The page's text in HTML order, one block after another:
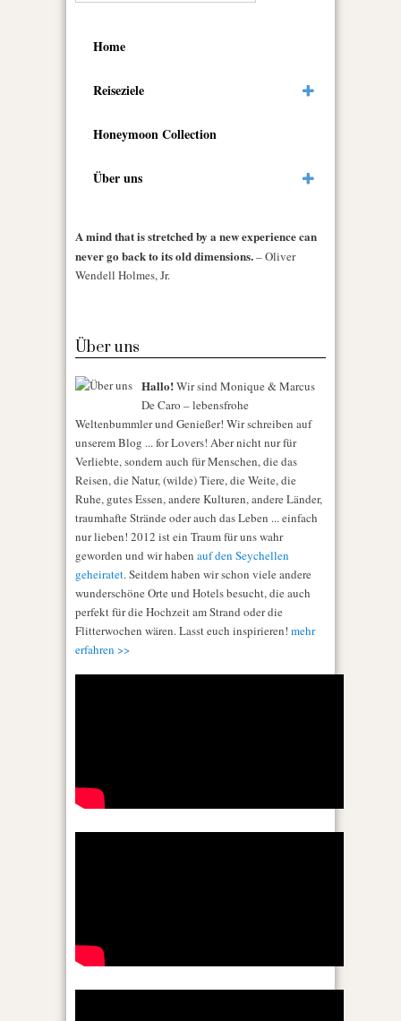
Home
Reiseziele
Honeymoon Collection
Über uns
A mind that is stretched by a new experience can
never go back to its old dimensions.– Oliver
Wendell Holmes, Jr.
Über uns
Hallo!Wir sind Monique & Marcus
De Caro – lebensfrohe
Weltenbummler und Genießer! Wir schreiben auf
unserem Blog ... for Lovers! Aber nicht nur für
Verliebte, sondern auch für Menschen, die das
Reisen, die Natur, (wilde) Tiere, die Weite, die
Ruhe, gutes Essen, andere Kulturen, andere Länder,
traumhafte Strände oder auch das Leben ... einfach
nur lieben! 2012 ist ein Traum für uns wahr
geworden und wir haben auf den Seychellen
geheiratet. Seitdem haben wir schon viele andere
wunderschöne Orte und Hotels besucht, die auch
perfekt für die Hochzeit am Strand oder die
Flitterwochen wären. Lasst euch inspirieren! mehr
erfahren >>